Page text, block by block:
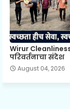
Wirur
परिवर्तनाचा संदेश
August 04, 2026